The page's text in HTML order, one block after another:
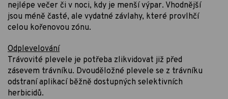
nejlépe večer či v noci, kdy je menší výpar. Vhodnější
jsou méně časté, ale vydatné závlahy, které provlhčí
celou kořenovou zónu.
Odplevelování
Trávovité plevele je potřeba zlikvidovat již před
zásevem trávníku. Dvouděložné plevele se z trávníku
odstraní aplikací běžně dostupných selektivních
herbicidů.